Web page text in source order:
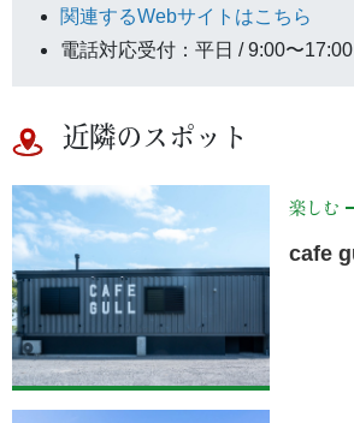
関連するWebサイトはこちら
電話対応受付：平日 / 9:00〜17:00
近隣のスポット
楽しむ